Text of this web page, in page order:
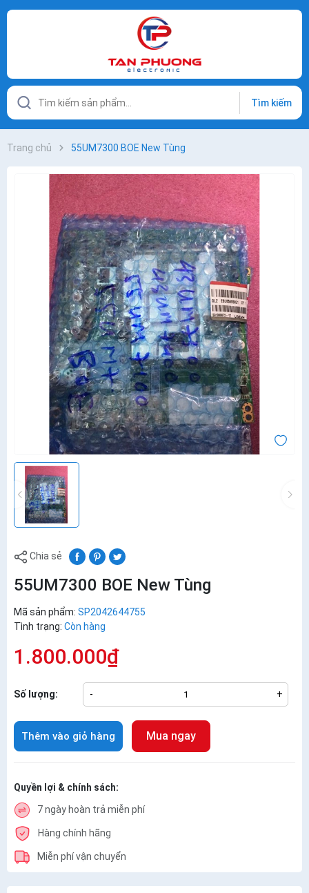
Tìm kiếm
Trang chủ 55UM7300 BOE New Tùng
Chia sẻ
55UM7300 BOE New Tùng
Mã sản phẩm: SP2042644755
Tình trạng: Còn hàng
1.800.000₫
Số lượng: - +
Thêm vào giỏ hàng Mua ngay
Quyền lợi & chính sách:
7 ngày hoàn trả miễn phí
Hàng chính hãng
Miễn phí vận chuyển